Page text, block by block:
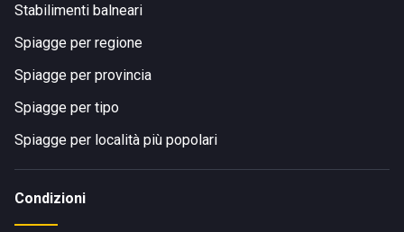
Stabilimenti balneari
Spiagge per regione
Spiagge per provincia
Spiagge per tipo
Spiagge per località più popolari
Condizioni